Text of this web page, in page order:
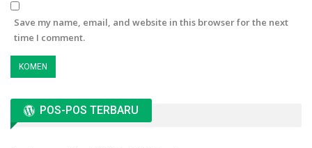
Save my name, email, and website in this browser for the next
time I comment.
POS-POS TERBARU